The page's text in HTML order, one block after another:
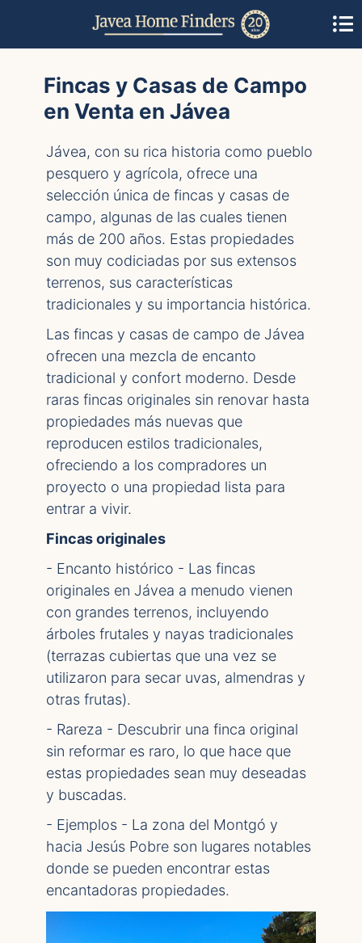
Fincas y Casas de Campo
en Venta en Jávea
Jávea, con su rica historia como pueblo
pesquero y agrícola, ofrece una
selección única de fincas y casas de
campo, algunas de las cuales tienen
más de 200 años. Estas propiedades
son muy codiciadas por sus extensos
terrenos, sus características
tradicionales y su importancia histórica.
Las fincas y casas de campo de Jávea
ofrecen una mezcla de encanto
tradicional y confort moderno. Desde
raras fincas originales sin renovar hasta
propiedades más nuevas que
reproducen estilos tradicionales,
ofreciendo a los compradores un
proyecto o una propiedad lista para
entrar a vivir.
Fincas originales
- Encanto histórico - Las fincas
originales en Jávea a menudo vienen
con grandes terrenos, incluyendo
árboles frutales y nayas tradicionales
(terrazas cubiertas que una vez se
utilizaron para secar uvas, almendras y
otras frutas).
- Rareza - Descubrir una finca original
sin reformar es raro, lo que hace que
estas propiedades sean muy deseadas
y buscadas.
- Ejemplos - La zona del Montgó y
hacia Jesús Pobre son lugares notables
donde se pueden encontrar estas
encantadoras propiedades.